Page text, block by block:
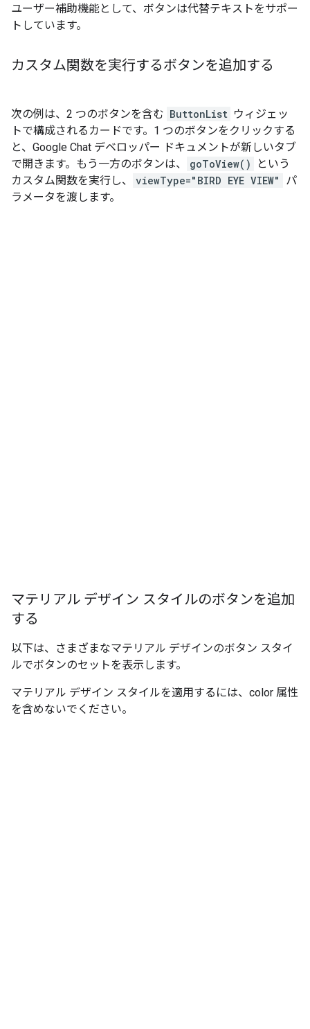
ユーザー補助機能として、ボタンは代替テキストをサポー
トしています。
カスタム関数を実行するボタンを追加する
次の例は、2 つのボタンを含む ButtonList ウィジェッ
トで構成されるカードです。1 つのボタンをクリックする
と、Google Chat デベロッパー ドキュメントが新しいタブ
で開きます。もう一方のボタンは、
goToView()
という
カスタム関数を実行し、
viewType="BIRD EYE VIEW"
パ
ラメータを渡します。
マテリアル デザイン スタイルのボタンを追加
する
以下は、さまざまなマテリアル デザインのボタン スタイ
ルでボタンのセットを表示します。
マテリアル デザイン スタイルを適用するには、color 属性
を含めないでください。